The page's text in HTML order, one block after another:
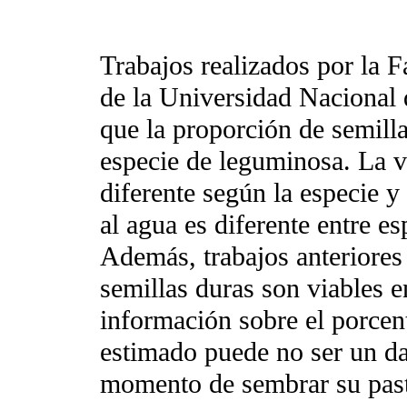
Trabajos realizados por la
de la Universidad
que la proporción de
especie de leguminosa. La
diferente según la especie
al agua es diferente entre
Además, trabajos
semillas duras son viables
información sobre el
estimado puede no ser un
momento de sembrar su